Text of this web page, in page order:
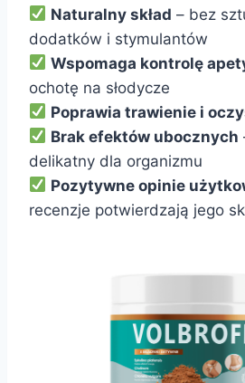
Naturalny skład – bez
dodatków i stymulantów
Wspomaga kontrolę
ochotę na słodycze
Poprawia trawienie i
Brak efektów ubocznych
delikatny dla organizmu
Pozytywne opinie
recenzje potwierdzają jego